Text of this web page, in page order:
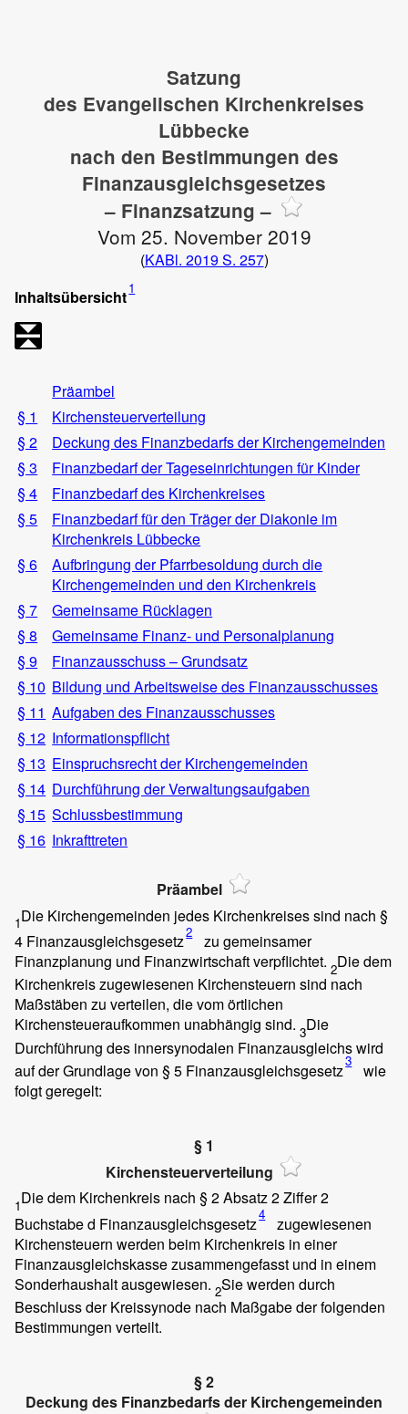
Satzung
des Evangelischen Kirchenkreises
Lübbecke
nach den Bestimmungen des
Finanzausgleichsgesetzes
– Finanzsatzung –
Vom 25. November 2019
(KABl. 2019 S. 257)
Inhaltsübersicht1
Präambel
§ 1
Kirchensteuerverteilung
§ 2
Deckung des Finanzbedarfs der Kirchengemeinden
§ 3
Finanzbedarf der Tageseinrichtungen für Kinder
§ 4
Finanzbedarf des Kirchenkreises
§ 5
Finanzbedarf für den Träger der Diakonie im
Kirchenkreis Lübbecke
§ 6
Aufbringung der Pfarrbesoldung durch die
Kirchengemeinden und den Kirchenkreis
§ 7
Gemeinsame Rücklagen
§ 8
Gemeinsame Finanz- und Personalplanung
§ 9
Finanzausschuss – Grundsatz
§ 10 Bildung und Arbeitsweise des Finanzausschusses
§ 11 Aufgaben des Finanzausschusses
§ 12 Informationspflicht
§ 13 Einspruchsrecht der Kirchengemeinden
§ 14 Durchführung der Verwaltungsaufgaben
§ 15 Schlussbestimmung
§ 16 Inkrafttreten
Präambel
1Die Kirchengemeinden jedes Kirchenkreises sind nach §
4 Finanzausgleichsgesetz2
zu gemeinsamer
Finanzplanung und Finanzwirtschaft verpflichtet. 2Die dem
Kirchenkreis zugewiesenen Kirchensteuern sind nach
Maßstäben zu verteilen, die vom örtlichen
Kirchensteueraufkommen unabhängig sind. 3Die
Durchführung des innersynodalen Finanzausgleichs wird
auf der Grundlage von § 5 Finanzausgleichsgesetz3
wie
folgt geregelt:
§ 1
Kirchensteuerverteilung
1Die dem Kirchenkreis nach § 2 Absatz 2 Ziffer 2
Buchstabe d Finanzausgleichsgesetz4
zugewiesenen
Kirchensteuern werden beim Kirchenkreis in einer
Finanzausgleichskasse zusammengefasst und in einem
Sonderhaushalt ausgewiesen. 2Sie werden durch
Beschluss der Kreissynode nach Maßgabe der folgenden
Bestimmungen verteilt.
§ 2
Deckung des Finanzbedarfs der Kirchengemeinden